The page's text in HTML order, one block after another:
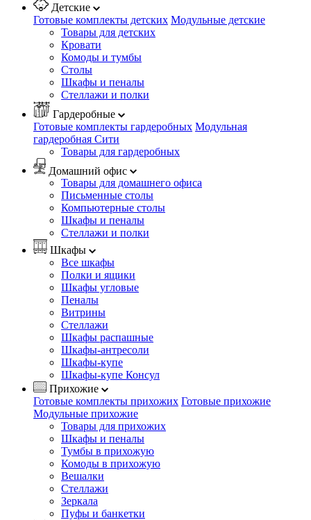
Детские
Готовые комплекты детских Модульные детские
Товары для детских
Кровати
Комоды и тумбы
Столы
Шкафы и пеналы
Стеллажи и полки
Гардеробные
Готовые комплекты гардеробных Модульная
гардеробная Сити
Товары для гардеробных
Домашний офис
Товары для домашнего офиса
Письменные столы
Компьютерные столы
Шкафы и пеналы
Стеллажи и полки
Шкафы
Все шкафы
Полки и ящики
Шкафы угловые
Пеналы
Витрины
Стеллажи
Шкафы распашные
Шкафы-антресоли
Шкафы-купе
Шкафы-купе Консул
Прихожие
Готовые комплекты прихожих Готовые прихожие
Модульные прихожие
Товары для прихожих
Шкафы и пеналы
Тумбы в прихожую
Комоды в прихожую
Вешалки
Стеллажи
Зеркала
Пуфы и банкетки